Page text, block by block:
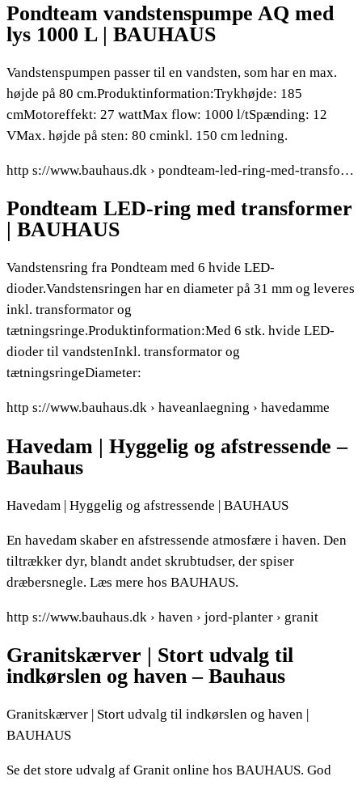
Pondteam vandstenspumpe AQ med
lys 1000 L | BAUHAUS
Vandstenspumpen passer til en vandsten, som har en max.
højde på 80 cm.Produktinformation:Trykhøjde: 185
cmMotoreffekt: 27 wattMax flow: 1000 l/tSpænding: 12
VMax. højde på sten: 80 cminkl. 150 cm ledning.
http s://www.bauhaus.dk › pondteam-led-ring-med-transfo…
Pondteam LED-ring med transformer
| BAUHAUS
Vandstensring fra Pondteam med 6 hvide LED-
dioder.Vandstensringen har en diameter på 31 mm og leveres
inkl. transformator og
tætningsringe.Produktinformation:Med 6 stk. hvide LED-
dioder til vandstenInkl. transformator og
tætningsringeDiameter:
http s://www.bauhaus.dk › haveanlaegning › havedamme
Havedam | Hyggelig og afstressende –
Bauhaus
Havedam | Hyggelig og afstressende | BAUHAUS
En havedam skaber en afstressende atmosfære i haven. Den
tiltrækker dyr, blandt andet skrubtudser, der spiser
dræbersnegle. Læs mere hos BAUHAUS.
http s://www.bauhaus.dk › haven › jord-planter › granit
Granitskærver | Stort udvalg til
indkørslen og haven – Bauhaus
Granitskærver | Stort udvalg til indkørslen og haven |
BAUHAUS
Se det store udvalg af Granit online hos BAUHAUS. God